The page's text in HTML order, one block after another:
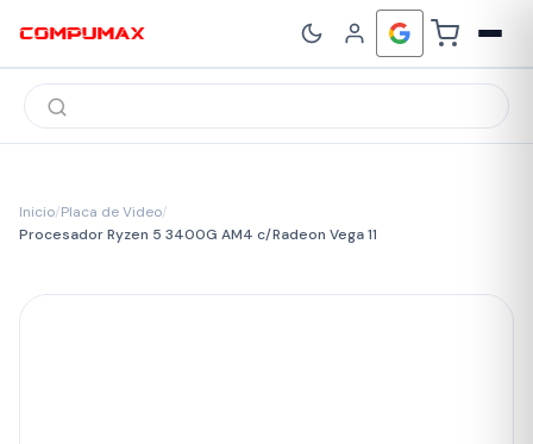
Búsqueda
de
productos
Inicio/Placa de Video/
Procesador Ryzen 5 3400G AM4 c/Radeon Vega 11